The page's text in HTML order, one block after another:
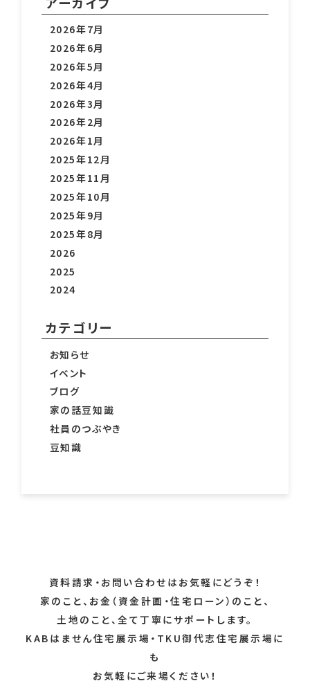
2026年7月
2026年6月
2026年5月
2026年4月
2026年3月
2026年2月
2026年1月
2025年12月
2025年11月
2025年10月
2025年9月
2025年8月
2026
2025
2024
カテゴリー
お知らせ
イベント
ブログ
家の話豆知識
社員のつぶやき
豆知識
資料請求・お問い合わせはお気軽にどうぞ！
家のこと、お金（資金計画・住宅ローン）のこと、
土地のこと、全て丁寧にサポートします。
KABはません住宅展示場・TKU御代志住宅展示場に
も
お気軽にご来場ください！